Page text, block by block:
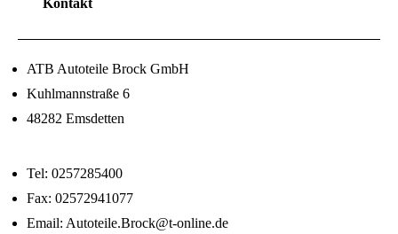
Kontakt
ATB Autoteile Brock GmbH
Kuhlmannstraße 6
48282 Emsdetten
Tel: 0257285400
Fax: 02572941077
Email: Autoteile.Brock@t-online.de